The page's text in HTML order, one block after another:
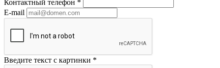
Контактный телефон *
E-mail
Введите текст с картинки *